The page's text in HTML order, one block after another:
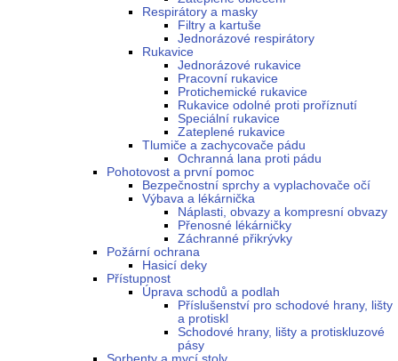
Respirátory a masky
Filtry a kartuše
Jednorázové respirátory
Rukavice
Jednorázové rukavice
Pracovní rukavice
Protichemické rukavice
Rukavice odolné proti proříznutí
Speciální rukavice
Zateplené rukavice
Tlumiče a zachycovače pádu
Ochranná lana proti pádu
Pohotovost a první pomoc
Bezpečnostní sprchy a vyplachovače očí
Výbava a lékárnička
Náplasti, obvazy a kompresní obvazy
Přenosné lékárničky
Záchranné přikrývky
Požární ochrana
Hasicí deky
Přístupnost
Úprava schodů a podlah
Příslušenství pro schodové hrany, lišty
a protiskl
Schodové hrany, lišty a protiskluzové
pásy